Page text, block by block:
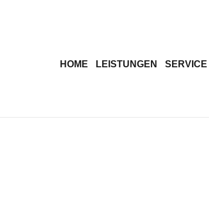
HOME LEISTUNGEN SERVICE